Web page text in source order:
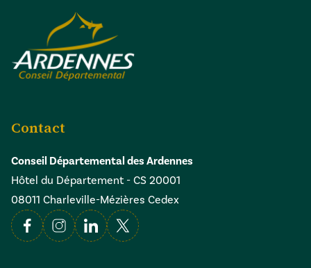
Contact
Conseil Départemental des Ardennes
Hôtel du Département - CS 20001
08011 Charleville-Mézières Cedex
FacebookInstagramLinkedin
X